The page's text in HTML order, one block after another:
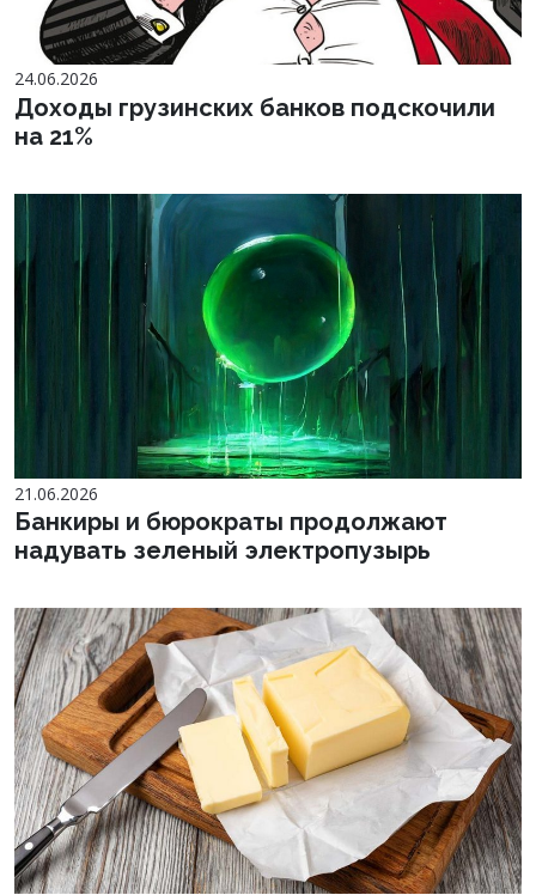
24.06.2026
Доходы грузинских банков подскочили
на 21%
21.06.2026
Банкиры и бюрократы продолжают
надувать зеленый электропузырь